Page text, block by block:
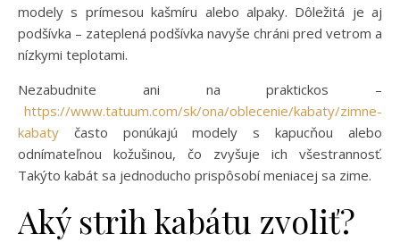
modely s prímesou kašmíru alebo alpaky. Dôležitá je aj
podšívka – zateplená podšívka navyše chráni pred vetrom a
nízkymi teplotami.
Nezabudnite ani na praktickos –
https://www.tatuum.com/sk/ona/oblecenie/kabaty/zimne-
kabaty často ponúkajú modely s kapucňou alebo
odnímateľnou kožušinou, čo zvyšuje ich všestrannosť.
Takýto kabát sa jednoducho prispôsobí meniacej sa zime.
Aký strih kabátu zvoliť?